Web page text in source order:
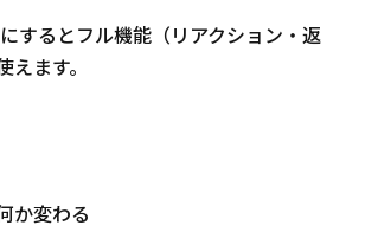
するとフル機能（リアクション・返
ます。
か変わる